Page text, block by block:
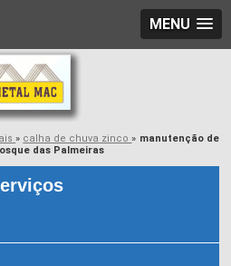
MENU
» calha de chuva zinco» manutenção de
das Palmeiras